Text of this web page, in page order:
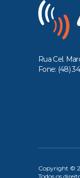
Rua Cel.
Fone: (48)
Copyright ©
Todos os